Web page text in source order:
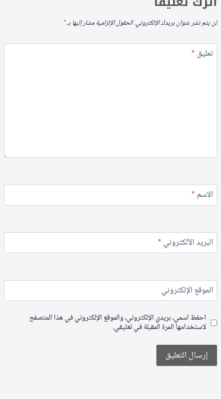
لن يتم نشر عنوان بريدك الإلكتروني.الحقول الإلزامية مشار إليها بـ*
تعليق*
الاسم*
البريد الألكتروني*
الموقع الإلكتروني
احفظ اسمي، بريدي الإلكتروني، والموقع الإلكتروني في هذا المتصفح
لاستخدامها المرة المقبلة في تعليقي.